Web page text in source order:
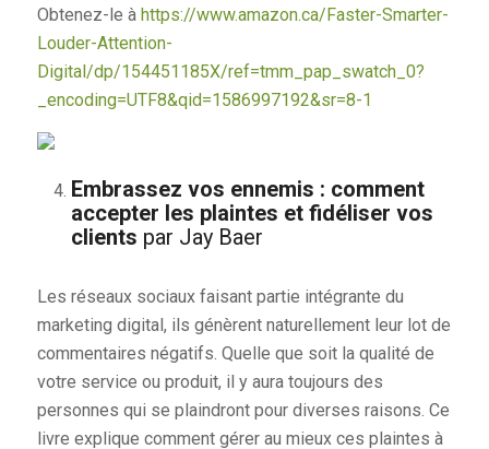
Obtenez-le à https://www.amazon.ca/Faster-Smarter-
Louder-Attention-
Digital/dp/154451185X/ref=tmm_pap_swatch_0?
_encoding=UTF8&qid=1586997192&sr=8-1
Embrassez vos ennemis : comment
accepter les plaintes et fidéliser vos
clients par Jay Baer
Les réseaux sociaux faisant partie intégrante du
marketing digital, ils génèrent naturellement leur lot de
commentaires négatifs. Quelle que soit la qualité de
votre service ou produit, il y aura toujours des
personnes qui se plaindront pour diverses raisons. Ce
livre explique comment gérer au mieux ces plaintes à